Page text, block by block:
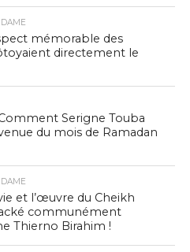
mémorable des
directement le
Comment Serigne Touba
du mois de Ramadan
et l’œuvre du Cheikh
communément
Thierno Birahim !